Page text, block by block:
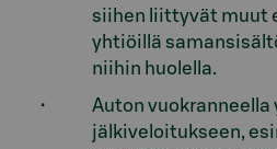
siihen liittyvät muut
yhtiöillä
niihin huolella.
Auton vuokranneella
jälkiveloitukseen,